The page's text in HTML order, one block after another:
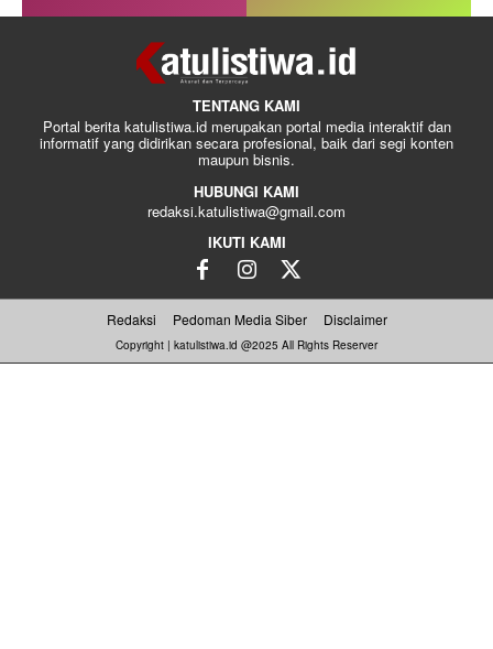
TENTANG KAMI
Portal berita katulistiwa.id merupakan portal media interaktif dan
informatif yang didirikan secara profesional, baik dari segi konten
maupun bisnis.
HUBUNGI KAMI
redaksi.katulistiwa@gmail.com
IKUTI KAMI
Redaksi Pedoman Media Siber Disclaimer
Copyright | katulistiwa.id @2025 All Rights Reserver